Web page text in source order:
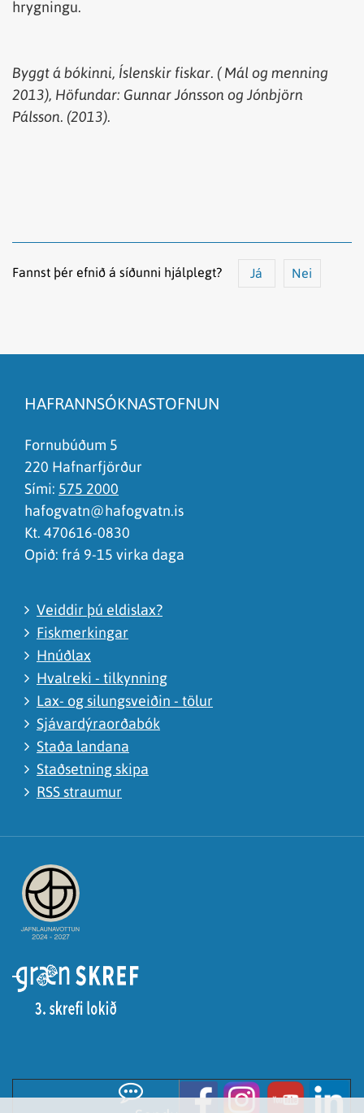
hrygningu.
Byggtá bókinni, Íslenskir fiskar. (Mál og menning
2013), Höfundar: Gunnar Jónsson og Jónbjörn
Pálsson. (2013).
Fannst þér efnið á síðunni hjálplegt? Já Nei
Það er of mikið efni á síðunni
Ég skil ekki efnið, finnst það of flókið
HAFRANNSÓKNASTOFNUN
Fornubúðum 5
220 Hafnarfjörður
Sími: 575 2000
hafogvatn@hafogvatn.is
Kt. 470616-0830
Opið: frá 9-15 virka daga
Veiddir þú eldislax?
Fiskmerkingar
Hnúðlax
Hvalreki - tilkynning
Lax- og silungsveiðin - tölur
Sjávardýraorðabók
Staða landana
Staðsetning skipa
RSS straumur